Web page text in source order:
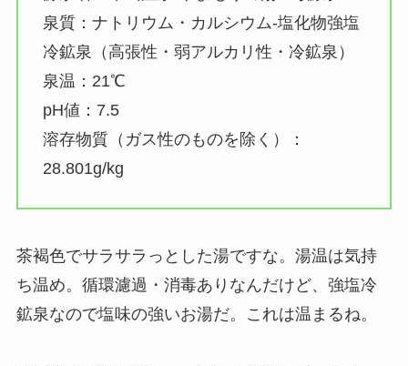
泉質：ナトリウム・カルシウム-塩化物強塩
冷鉱泉（高張性・弱アルカリ性・冷鉱泉）
泉温：21℃
pH値：7.5
溶存物質（ガス性のものを除く）：
28.801g/kg
茶褐色でサラサラっとした湯ですな。湯温は気持
ち温め。循環濾過・消毒ありなんだけど、強塩冷
鉱泉なので塩味の強いお湯だ。これは温まるね。